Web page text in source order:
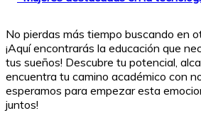
No pierdas más tiempo buscando en
¡Aquí encontrarás la educación que
tus sueños! Descubre tu potencial,
encuentra tu camino académico con
esperamos para empezar esta
juntos!